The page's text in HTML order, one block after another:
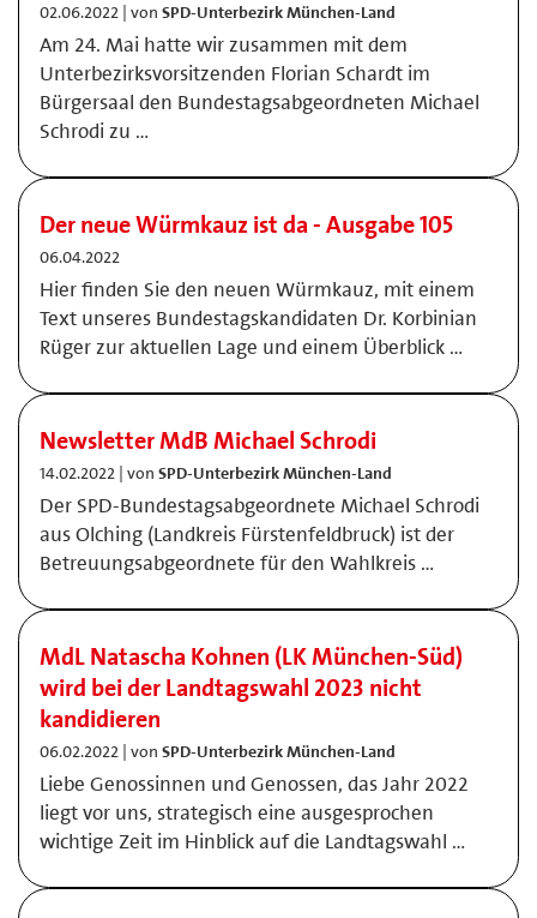
02.06.2022 | von SPD-Unterbezirk München-Land
Am 24. Mai hatte wir zusammen mit dem
Unterbezirksvorsitzenden Florian Schardt im
Bürgersaal den Bundestagsabgeordneten Michael
Schrodi zu …
Der neue Würmkauz ist da - Ausgabe 105
06.04.2022
Hier finden Sie den neuen Würmkauz, mit einem
Text unseres Bundestagskandidaten Dr. Korbinian
Rüger zur aktuellen Lage und einem Überblick …
Newsletter MdB Michael Schrodi
14.02.2022 | von SPD-Unterbezirk München-Land
Der SPD-Bundestagsabgeordnete Michael Schrodi
aus Olching (Landkreis Fürstenfeldbruck) ist der
Betreuungsabgeordnete für den Wahlkreis …
MdL Natascha Kohnen (LK München-Süd)
wird bei der Landtagswahl 2023 nicht
kandidieren
06.02.2022 | von SPD-Unterbezirk München-Land
Liebe Genossinnen und Genossen, das Jahr 2022
liegt vor uns, strategisch eine ausgesprochen
wichtige Zeit im Hinblick auf die Landtagswahl …